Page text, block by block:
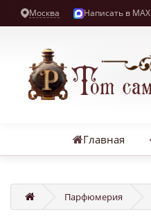
Москва Написать в MAX
Главная
Парфюмерия